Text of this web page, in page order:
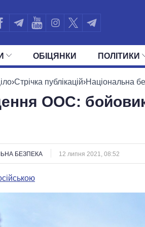
ОБIЦЯНКИ ПОЛIТИКИ
УСІ ПОЛІТИКИ ПРЕЗИДЕНТ І
›Стрічка публікацій›Національна
ООС:
БЕЗПЕКА 12 липня 2021, 08:52